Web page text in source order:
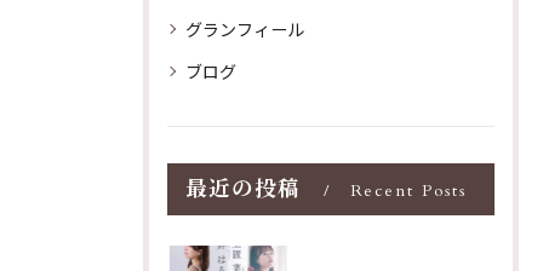
グランフィール
ブログ
最近の投稿 Recent Posts